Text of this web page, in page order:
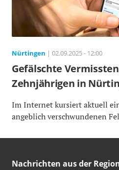
Nürtingen | 02.09.2025 - 12:00
Gefälschte
Zehnjährigen in
Im Internet kursiert aktuell
angeblich verschwundenen
Nachrichten aus der